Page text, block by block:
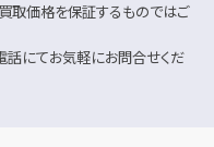
取価格を保証するものではご
話にてお気軽にお問合せくだ